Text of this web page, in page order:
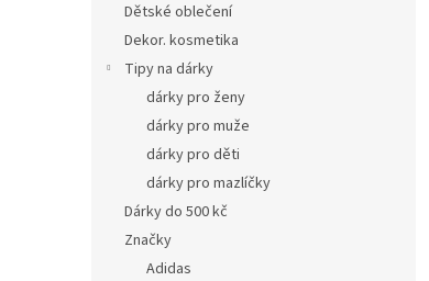
Dětské oblečení
Dekor. kosmetika
Tipy na dárky
dárky pro ženy
dárky pro muže
dárky pro děti
dárky pro mazlíčky
Dárky do 500 kč
Značky
Adidas